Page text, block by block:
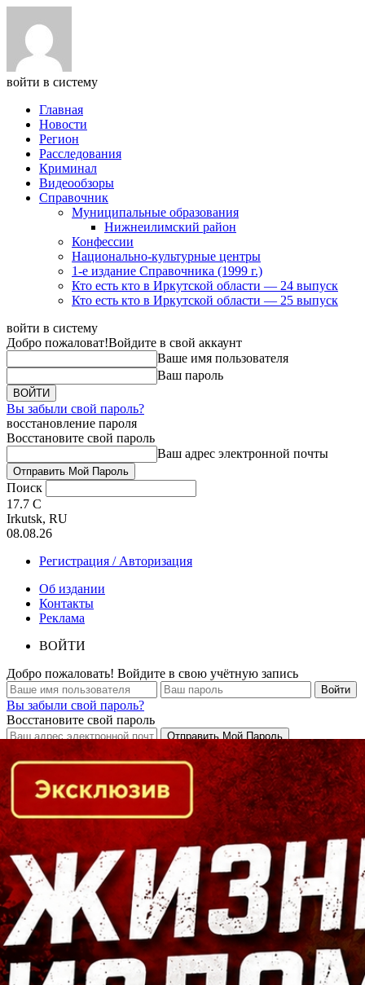
войти в систему
Главная
Новости
Регион
Расследования
Криминал
Видеообзоры
Справочник
Муниципальные образования
Нижнеилимский район
Конфессии
Национально-культурные центры
1-е издание Справочника (1999 г.)
Кто есть кто в Иркутской области — 24 выпуск
Кто есть кто в Иркутской области — 25 выпуск
войти в систему
Добро пожаловат!Войдите в свой аккаунт
Ваше имя пользователя
Ваш пароль
Вы забыли свой пароль?
восстановление пароля
Восстановите свой пароль
Ваш адрес электронной почты
Поиск
17.7 C
Irkutsk, RU
08.08.26
Регистрация / Авторизация
Об издании
Контакты
Реклама
ВОЙТИ
Добро пожаловать! Войдите в свою учётную запись
Вы забыли свой пароль?
Восстановите свой пароль
Кто есть кто в Байкальском регионе